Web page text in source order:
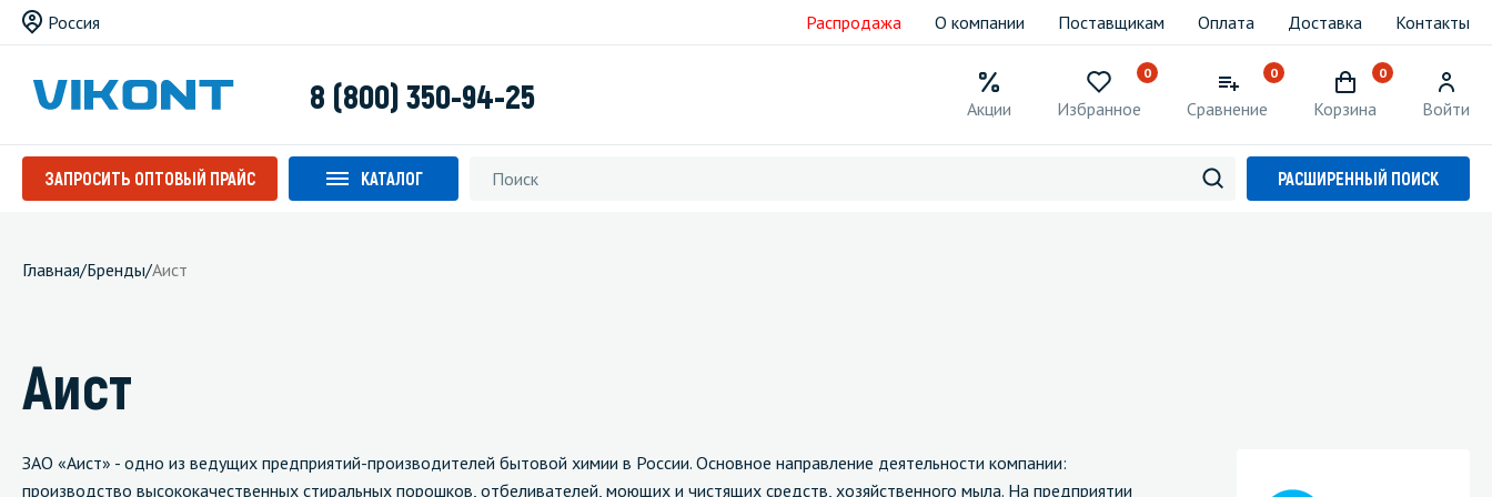
Россия Распродажа О компании Поставщикам Оплата Доставка Контакты
8 (800) 350-94-25 Акции
0
Избранное
0
Сравнение
0
Корзина Войти
ЗАПРОСИТЬ ОПТОВЫЙ ПРАЙС КАТАЛОГ РАСШИРЕННЫЙ ПОИСК
Главная/Бренды/Аист
Аист
ЗАО «Аист» - одно из ведущих предприятий-производителей бытовой химии в России. Основное направление деятельности компании:
производство высококачественных стиральных порошков, отбеливателей, моющих и чистящих средств, хозяйственного мыла. На предприятии